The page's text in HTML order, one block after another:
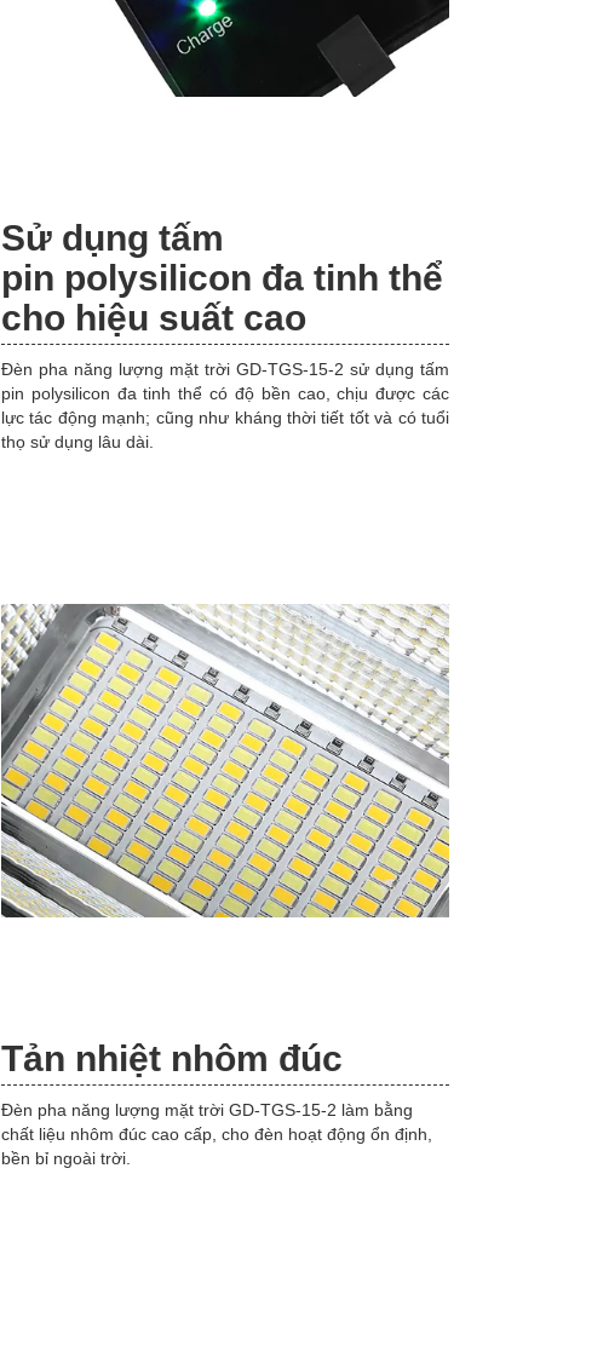
Sử dụng tấm
pin polysilicon đa tinh thể
cho hiệu suất cao
Đèn pha năng lượng mặt trời GD-TGS-15-2 sử dụng tấm
pin polysilicon đa tinh thể có độ bền cao, chịu được các
lực tác động mạnh; cũng như kháng thời tiết tốt và có tuổi
thọ sử dụng lâu dài.
Tản nhiệt nhôm đúc
Đèn pha năng lượng mặt trời GD-TGS-15-2 làm bằng
chất liệu nhôm đúc cao cấp, cho đèn hoạt động ổn định,
bền bỉ ngoài trời.